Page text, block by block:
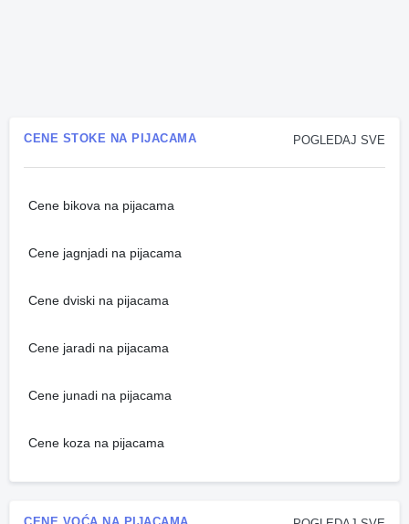
POGLEDAJ SVE
CENE STOKE NA PIJACAMA
Cene bikova na pijacama
Cene jagnjadi na pijacama
Cene dviski na pijacama
Cene jaradi na pijacama
Cene junadi na pijacama
Cene koza na pijacama